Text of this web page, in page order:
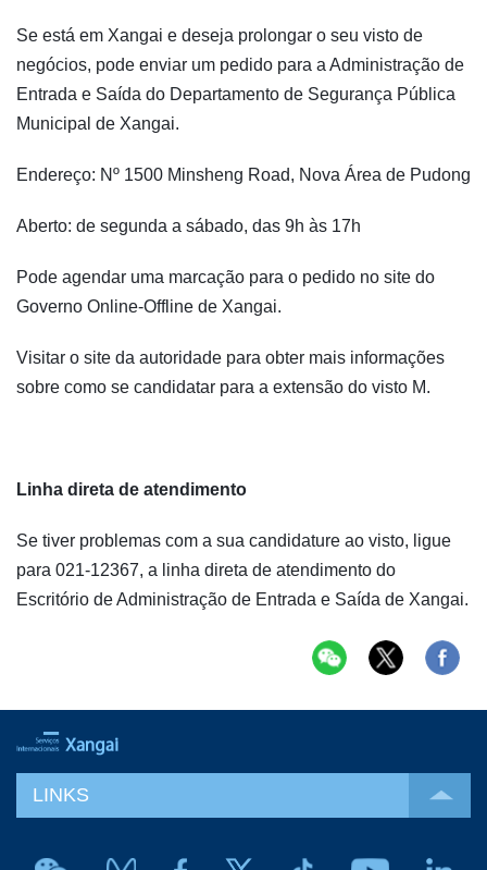
Se está em Xangai e deseja prolongar o seu visto de
negócios, pode enviar um pedido para a Administração de
Entrada e Saída do Departamento de Segurança Pública
Municipal de Xangai.
Endereço: Nº 1500 Minsheng Road, Nova Área de Pudong
Aberto: de segunda a sábado, das 9h às 17h
Pode agendar uma marcação para o pedido no site do
Governo Online-Offline de Xangai.
Visitar o site da autoridade para obter mais informações
sobre como se candidatar para a extensão do visto M.
Linha direta de atendimento
Se tiver problemas com a sua candidature ao visto, ligue
para 021-12367, a linha direta de atendimento do
Escritório de Administração de Entrada e Saída de Xangai.
LINKS